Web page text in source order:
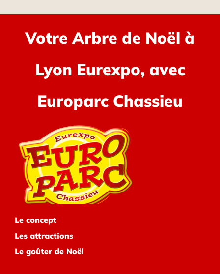
Votre Arbre de Noël à
Lyon Eurexpo, avec
Europarc Chassieu
Le concept
Les attractions
Le goûter de Noël